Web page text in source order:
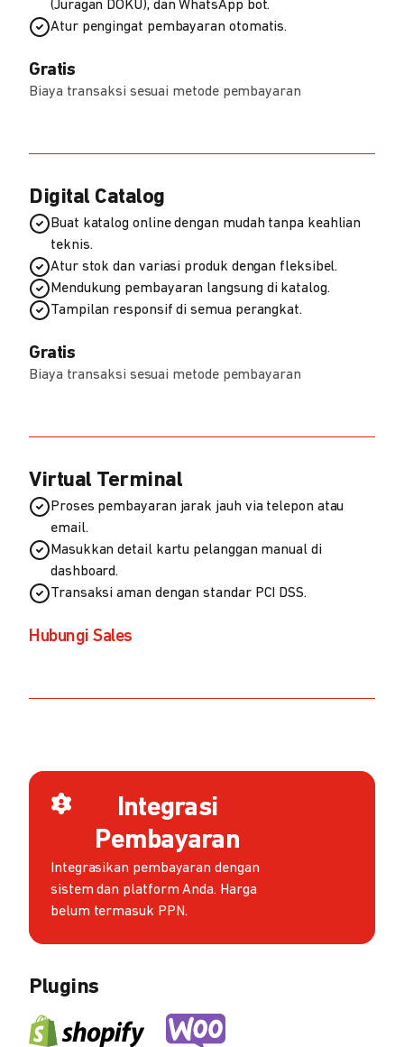
(Juragan DOKU), dan WhatsApp bot.
Atur pengingat pembayaran otomatis.
Gratis
Biaya transaksi sesuai metode pembayaran
Digital Catalog
Buat katalog online dengan mudah tanpa keahlian
teknis.
Atur stok dan variasi produk dengan fleksibel.
Mendukung pembayaran langsung di katalog.
Tampilan responsif di semua perangkat.
Gratis
Biaya transaksi sesuai metode pembayaran
Virtual Terminal
Proses pembayaran jarak jauh via telepon atau
email.
Masukkan detail kartu pelanggan manual di
dashboard.
Transaksi aman dengan standar PCI DSS.
Hubungi Sales
Integrasi
Pembayaran
Integrasikan pembayaran dengan
sistem dan platform Anda. Harga
belum termasuk PPN.
Plugins